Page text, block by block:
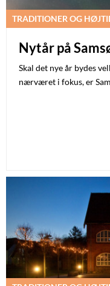
TRADITIONER OG
Nytår på
Skal det nye år bydes
nærværet i fokus, er